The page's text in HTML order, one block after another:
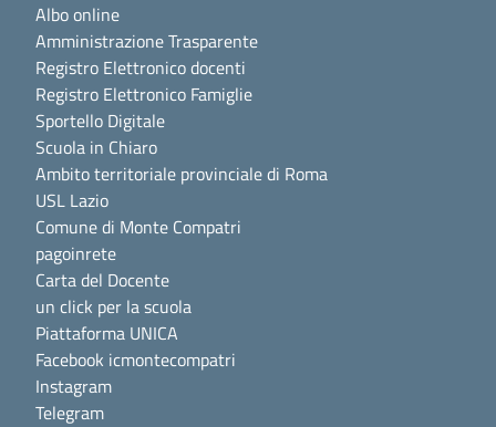
Albo online
Amministrazione Trasparente
Registro Elettronico docenti
Registro Elettronico Famiglie
Sportello Digitale
Scuola in Chiaro
Ambito territoriale provinciale di Roma
USL Lazio
Comune di Monte Compatri
pagoinrete
Carta del Docente
un click per la scuola
Piattaforma UNICA
Facebook icmontecompatri
Instagram
Telegram